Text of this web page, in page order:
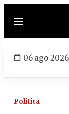
Menú
06 ago 2026
Política